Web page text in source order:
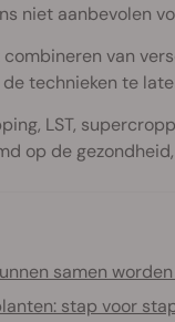
niet aanbevolen
van
technieken te
LST,
op de
samen
stap voor